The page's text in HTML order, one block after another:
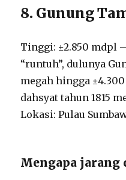
8. Gunung
Tinggi: ±2.850 mdpl
“runtuh”, dulunya
megah hingga
dahsyat tahun 1815
Lokasi: Pulau
Mengapa jarang